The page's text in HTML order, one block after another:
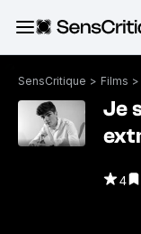
SensCritique > Films >
Je
4